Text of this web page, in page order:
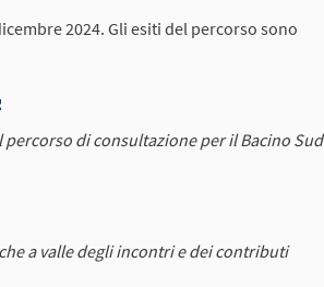
2024. Gli esiti del percorso sono
di consultazione per il Bacino Sud
a valle degli incontri e dei contributi